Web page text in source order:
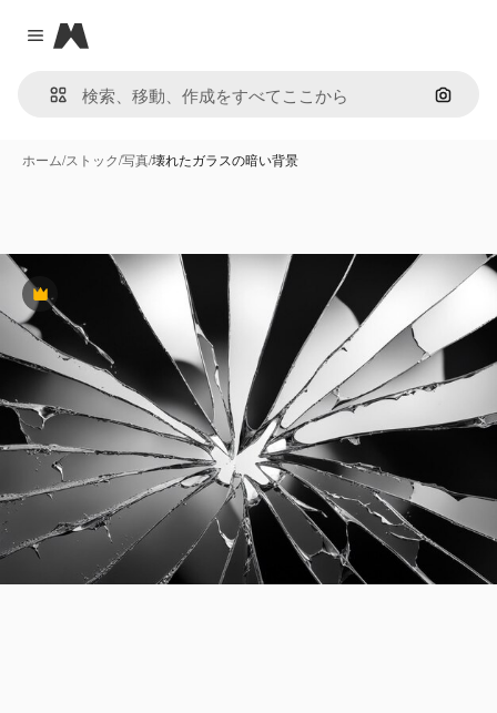
Close menu
Magnific
画像で
ホーム/ストック/写真/壊れたガラスの暗い背景
Premium